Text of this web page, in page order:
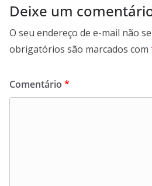
Deixe um
O seu endereço de e-mail não
obrigatórios são marcados com
Comentário *